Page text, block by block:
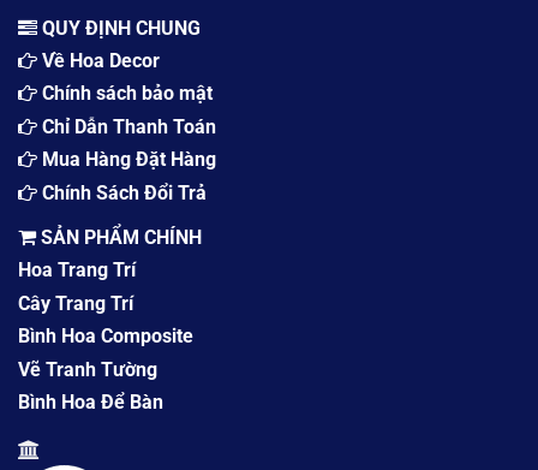
QUY ĐỊNH CHUNG
Về Hoa Decor
Chính sách bảo mật
Chỉ Dẫn Thanh Toán
Mua Hàng Đặt Hàng
Chính Sách Đổi Trả
SẢN PHẨM CHÍNH
Hoa Trang Trí
Cây Trang Trí
Bình Hoa Composite
Vẽ Tranh Tường
Bình Hoa Để Bàn